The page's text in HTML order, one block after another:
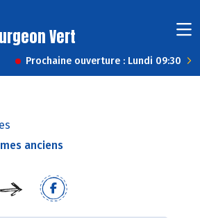
Vert
Prochaine ouverture : Lundi 09:30
anciens